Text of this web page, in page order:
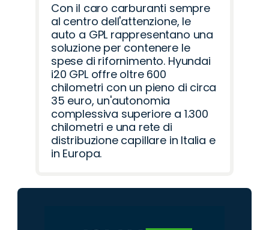
Con il caro carburanti sempre
al centro dell'attenzione, le
auto a GPL rappresentano una
soluzione per contenere le
spese di rifornimento. Hyundai
i20 GPL offre oltre 600
chilometri con un pieno di circa
35 euro, un'autonomia
complessiva superiore a 1.300
chilometri e una rete di
distribuzione capillare in Italia e
in Europa.